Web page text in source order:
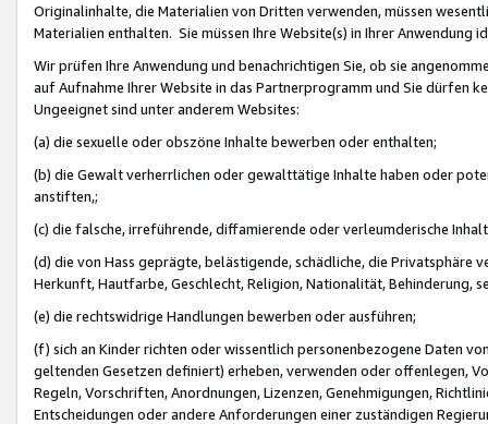
Originalinhalte, die Materialien von Dritten verwenden, müssen
Materialien enthalten. Sie müssen Ihre Website(s) in Ihrer Anwendung
Wir prüfen Ihre Anwendung und benachrichtigen Sie, ob sie
auf Aufnahme Ihrer Website in das Partnerprogramm und Sie dürfen
Ungeeignet sind unter anderem Websites:
(a) die sexuelle oder obszöne Inhalte bewerben oder enthalten;
(b) die Gewalt verherrlichen oder gewalttätige Inhalte haben oder
anstiften,;
(c) die falsche, irreführende, diffamierende oder verleumderische
(d) die von Hass geprägte, belästigende, schädliche, die Privatsphäre
Herkunft, Hautfarbe, Geschlecht, Religion, Nationalität, Behinderung,
(e) die rechtswidrige Handlungen bewerben oder ausführen;
(f) sich an Kinder richten oder wissentlich personenbezogene Daten
geltenden Gesetzen definiert) erheben, verwenden oder offenlegen,
Regeln, Vorschriften, Anordnungen, Lizenzen, Genehmigungen,
Entscheidungen oder andere Anforderungen einer zuständigen